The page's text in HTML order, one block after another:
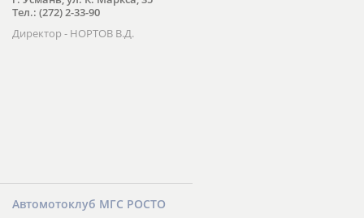
Тел.: (272) 2-33-90
Директор - НОРТОВ В.Д.
Автомотоклуб МГС РОСТО